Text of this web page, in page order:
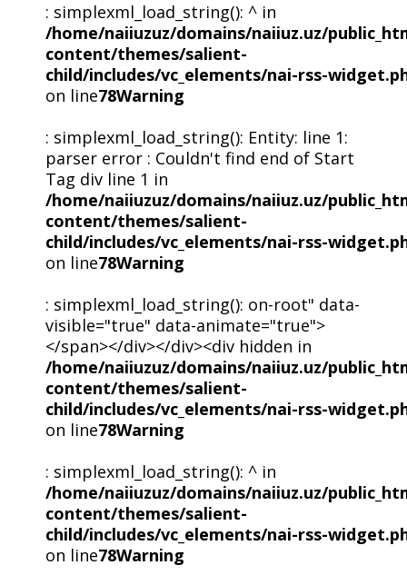
: simplexml_load_string(): ^ in
/home/naiiuzuz/domains/naiiuz.uz/
content/themes/salient-
child/includes/vc_elements/nai-rss-
on line78Warning
: simplexml_load_string(): Entity: line 1:
parser error : Couldn't find end of Start
Tag div line 1 in
/home/naiiuzuz/domains/naiiuz.uz/
content/themes/salient-
child/includes/vc_elements/nai-rss-
on line78Warning
: simplexml_load_string(): on-root" data-
visible="true" data-animate="true">
</span></div></div><div hidden in
/home/naiiuzuz/domains/naiiuz.uz/
content/themes/salient-
child/includes/vc_elements/nai-rss-
on line78Warning
: simplexml_load_string(): ^ in
/home/naiiuzuz/domains/naiiuz.uz/
content/themes/salient-
child/includes/vc_elements/nai-rss-
on line78Warning